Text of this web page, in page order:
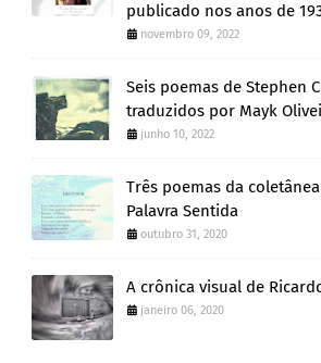
publicado nos anos de
novembro 09, 2022
Seis poemas de Stephen
traduzidos por Mayk
junho 10, 2022
Três poemas da
Palavra Sentida
outubro 31, 2020
A crônica visual de
janeiro 06, 2020